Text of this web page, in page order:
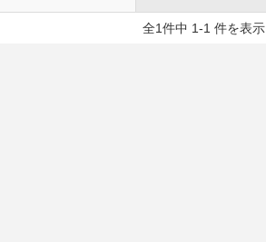
全1件中 1-1 件を表示